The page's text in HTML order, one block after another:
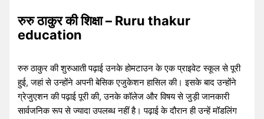
रुरु ठाकुर की शिक्षा – Ruru thakur
education
रुरु ठाकुर की शुरुआती पढ़ाई उनके होमटाउन के एक प्राइवेट स्कूल से पूरी
हुई, जहां से उन्होंने अपनी बेसिक एजुकेशन हासिल की। इसके बाद उन्होंने
ग्रेजुएशन की पढ़ाई पूरी की, उनके कॉलेज और विषय से जुड़ी जानकारी
सार्वजनिक रूप से ज्यादा उपलब्ध नहीं है। पढ़ाई के दौरान ही उन्हें मॉडलिंग